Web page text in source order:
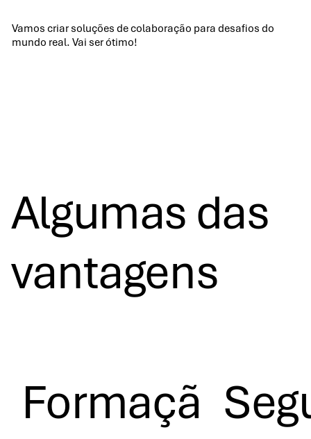
Algumas das
vantagens
Formaçã
Vamos criar soluções de colaboração para desafios do
mundo real. Vai ser ótimo!